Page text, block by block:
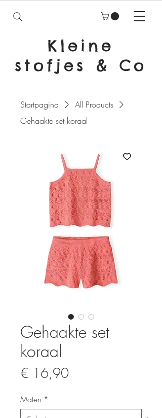
Kleine
stofjes & Co
Startpagina
All Products
Gehaakte set koraal
Gehaakte set
koraal
€ 16,90Prijs
Maten *